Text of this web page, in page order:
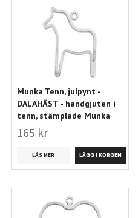
Munka Tenn, julpynt -
DALAHÄST - handgjuten i
tenn, stämplade Munka
165 kr
LÄS MER